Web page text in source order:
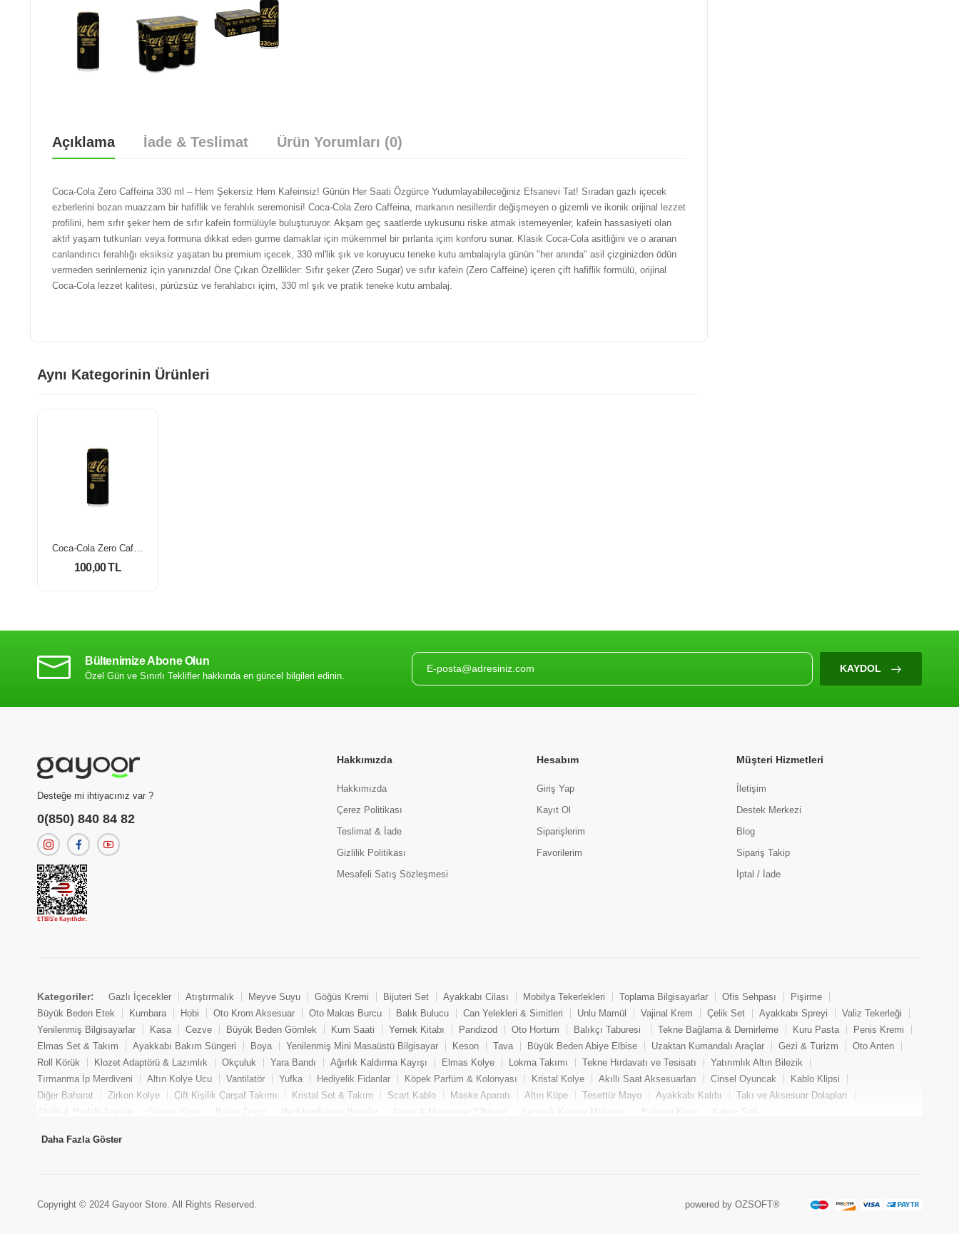
Açıklama İade & Teslimat Ürün Yorumları (0)
Coca-Cola Zero Caffeina 330 ml – Hem Şekersiz Hem Kafeinsiz! Günün Her Saati Özgürce Yudumlayabileceğiniz Efsanevi Tat! Sıradan gazlı içecek
ezberlerini bozan muazzam bir hafiflik ve ferahlık seremonisi! Coca-Cola Zero Caffeina, markanın nesillerdir değişmeyen o gizemli ve ikonik orijinal lezzet
profilini, hem sıfır şeker hem de sıfır kafein formülüyle buluşturuyor. Akşam geç saatlerde uykusunu riske atmak istemeyenler, kafein hassasiyeti olan
aktif yaşam tutkunları veya formuna dikkat eden gurme damaklar için mükemmel bir pırlanta içim konforu sunar. Klasik Coca-Cola asitliğini ve o aranan
canlandırıcı ferahlığı eksiksiz yaşatan bu premium içecek, 330 ml'lik şık ve koruyucu teneke kutu ambalajıyla günün "her anında" asil çizginizden ödün
vermeden serinlemeniz için yanınızda! Öne Çıkan Özellikler: Sıfır şeker (Zero Sugar) ve sıfır kafein (Zero Caffeine) içeren çift hafiflik formülü, orijinal
Coca-Cola lezzet kalitesi, pürüzsüz ve ferahlatıcı içim, 330 ml şık ve pratik teneke kutu ambalaj.
Aynı Kategorinin Ürünleri
100,00 TL
Bültenimize Abone Olun
Özel Gün ve Sınırlı Teklifler hakkında en güncel bilgileri edinin.
KAYDOL
Desteğe mi ihtiyacınız var ?
0(850) 840 84 82
Hakkımızda
Hakkımızda
Çerez Politikası
Teslimat & İade
Gizlilik Politikası
Mesafeli Satış Sözleşmesi
Hesabım
Giriş Yap
Kayıt Ol
Siparişlerim
Favorilerim
Müşteri Hizmetleri
İletişim
Destek Merkezi
Blog
Sipariş Takip
İptal / İade
Kategoriler: Gazlı İçecekler Atıştırmalık Meyve Suyu Göğüs Kremi Bijuteri Set Ayakkabı Cilası Mobilya Tekerlekleri Toplama Bilgisayarlar Ofis Sehpası
Pişirme
Büyük Beden Etek
Kumbara Hobi Oto Krom Aksesuar Oto Makas Burcu Balık Bulucu Can Yelekleri & Simitleri Unlu Mamül Vajinal Krem Çelik Set Ayakkabı Spreyi
Valiz Tekerleği
Yenilenmiş Bilgisayarlar
Kasa Cezve Büyük Beden Gömlek Kum Saati Yemek Kitabı Pandizod Oto Hortum Balıkçı Taburesi Tekne Bağlama & Demirleme Kuru Pasta
Penis Kremi
Elmas Set & Takım
Ayakkabı Bakım Süngeri Boya Yenilenmiş Mini Masaüstü Bilgisayar Keson Tava Büyük Beden Abiye Elbise Uzaktan Kumandalı Araçlar Gezi & Turizm
Oto Anten
Roll Körük
Klozet Adaptörü & Lazımlık Okçuluk Yara Bandı Ağırlık Kaldırma Kayışı Elmas Kolye Lokma Takımı Tekne Hırdavatı ve Tesisatı
Yatırımlık Altın Bilezik
Tırmanma İp Merdiveni
Altın Kolye Ucu Vantilatör Yufka Hediyelik Fidanlar Köpek Parfüm & Kolonyası Kristal Kolye Akıllı Saat Aksesuarları Cinsel Oyuncak
Kablo Klipsi
Diğer Baharat
Zirkon Kolye Çift Kişilik Çarşaf Takımı Kristal Set & Takım Scart Kablo Maske Aparatı Altın Küpe Tesettür Mayo Ayakkabı Kalıbı
Takı ve Aksesuar Dolapları
Akülü & Pedallı Araçlar
Gümüş Küpe Balon Zinciri Renklendirilmiş Boyalar Abiye & Mezuniyet Elbisesi Seramik Kesme Makinesi Pırlanta Küpe
Kalem Seti
Oto Lambası
Tencere
Güvenlik Ürünleri
Dolmalık Fıstık İnci Yüzük Elmas Yüzük Tesettür Bone
Ayakkabı Bağcığı
Daha Fazla Göster
Copyright © 2024 Gayoor Store. All Rights Reserved. powered by OZSOFT®